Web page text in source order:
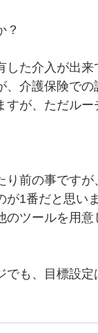
？
した介入が出
、介護保険で
すが、ただル
り前の事です
が1番だと思い
のツールを用
でも、目標設